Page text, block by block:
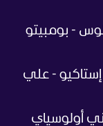
- بومبيتو
- علي
أولوسياي